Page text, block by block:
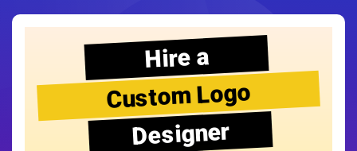
Hire a
Custom Logo
Designer